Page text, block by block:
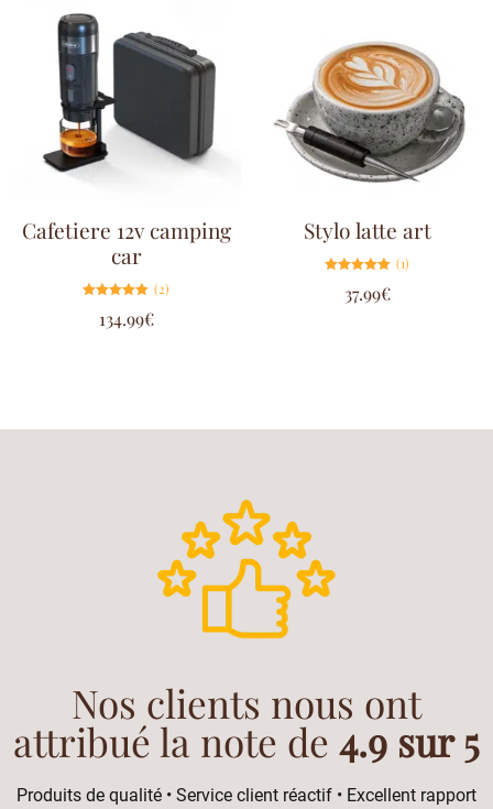
Cafetiere 12v camping
car
5.00
sur 5
(2)
134.99€
Stylo latte art
5.00
sur 5
(1)
37.99€
Nos clients nous ont
attribué la note de 4.9 sur 5
Produits de qualité • Service client réactif • Excellent rapport